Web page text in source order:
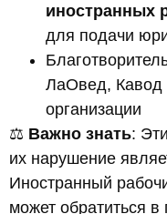
иностранных
для подачи
ЛаОвед, Кавод
организации
⚖️ Важно знать:
их нарушение
Иностранный
может обратиться